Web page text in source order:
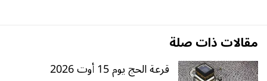
مقالات ذات صلة
قرعة الحج يوم 15 أوت 2026